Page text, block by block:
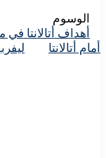
الوسوم
أهداف أتالانتا
أمام أتالانتا